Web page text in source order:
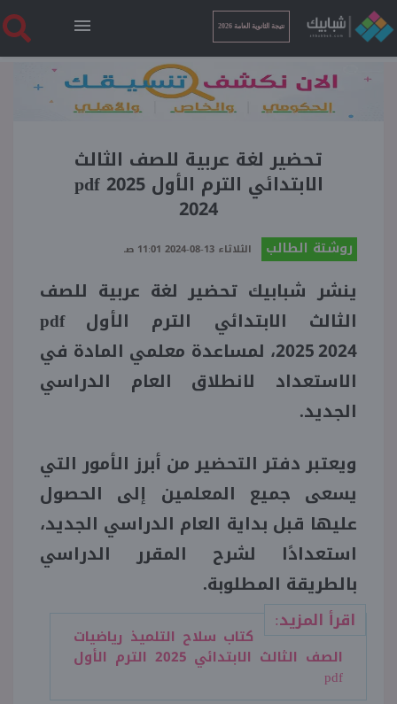
نتيجة الثانوية العامة 2026
الرئيسية
نتيجة الثانوية العامة 2026
أخبار ساخنة
بوابة الطلبة
ملفات
تحضير لغة عربية للصف الثالث
الابتدائي الترم الأول pdf 2025
2024
روشتة الطالب الثلاثاء 13-08-2024 11:01 صـ
ينشر شبابيك تحضير لغة عربية للصف
الثالث الابتدائي الترم الأول
pdf
2025 2024، لمساعدة معلمي المادة في
الاستعداد لانطلاق العام الدراسي
الجديد.
ويعتبر دفتر التحضير من أبرز الأمور التي
يسعى جميع المعلمين إلى الحصول
عليها قبل بداية العام الدراسي الجديد،
استعدادًا لشرح المقرر الدراسي
بالطريقة المطلوبة.
اقرأ المزيد:
كتاب سلاح التلميذ رياضيات
الصف الثالث الابتدائي 2025 الترم الأول
pdf